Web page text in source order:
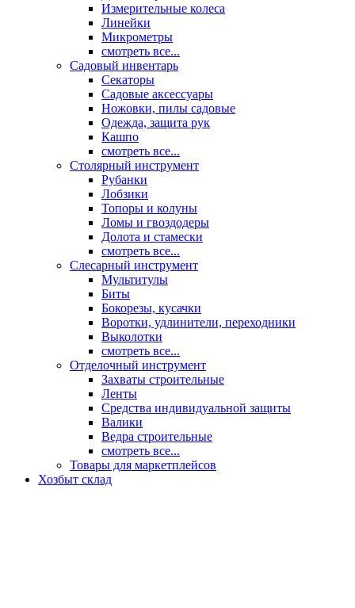
Измерительные колеса
Линейки
Микрометры
смотреть все...
Садовый инвентарь
Секаторы
Садовые аксессуары
Ножовки, пилы садовые
Одежда, защита рук
Кашпо
смотреть все...
Столярный инструмент
Рубанки
Лобзики
Топоры и колуны
Ломы и гвоздодеры
Долота и стамески
смотреть все...
Слесарный инструмент
Мультитулы
Биты
Бокорезы, кусачки
Воротки, удлинители, переходники
Выколотки
смотреть все...
Отделочный инструмент
Захваты строительные
Ленты
Средства индивидуальной защиты
Валики
Ведра строительные
смотреть все...
Товары для маркетплейсов
Хозбыт склад